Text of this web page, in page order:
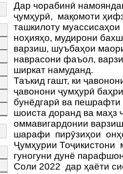
Дар чорабинӣ
ҷумҳурӣ, мақомоти
ташкилоту
ноҳияҳо, мудирони
варзиш, шуъбаҳои
наврасони фаъол,
ширкат намуданд.
Таъкид гашт, ки
ҷавонони ҷумҳурӣ
бунёдгарӣ ва
шоиста доранд ва маҳз
оммавигардонии
шарафи пирӯзиҳои
Ҷумҳурии Тоҷикистони
гуногуни дунё
Соли 2022 дар ҳаёти